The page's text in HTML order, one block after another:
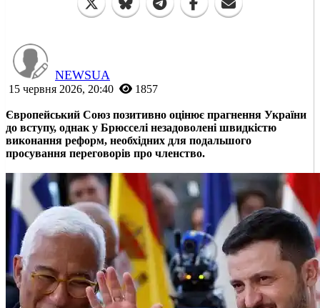
NEWSUA
15 червня 2026, 20:40 1857
Європейський Союз позитивно оцінює прагнення України
до вступу, однак у Брюсселі незадоволені швидкістю
виконання реформ, необхідних для подальшого
просування переговорів про членство.